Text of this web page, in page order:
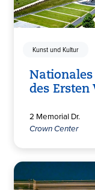
Kunst und Kultur
des Ersten
2 Memorial Dr.
Crown Center